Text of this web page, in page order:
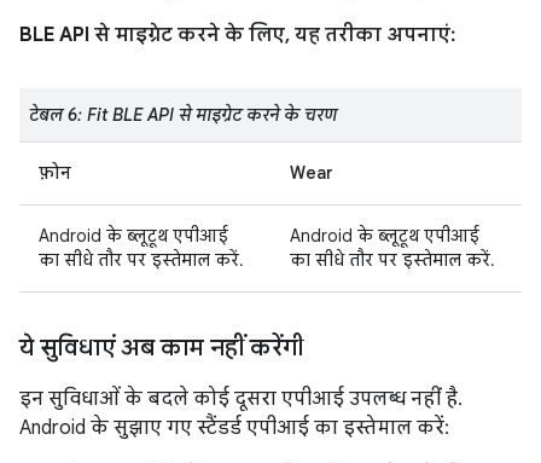
BLE API से माइग्रेट करने के लिए, यह तरीका अपनाएं:
टेबल 6: Fit BLE API से माइग्रेट करने के चरण
फ़ोन Wear
Android के ब्लूटूथ एपीआई
का सीधे तौर पर इस्तेमाल करें.
Android के ब्लूटूथ एपीआई
का सीधे तौर पर इस्तेमाल करें.
ये सुविधाएं अब काम नहीं करेंगी
इन सुविधाओं के बदले कोई दूसरा एपीआई उपलब्ध नहीं है.
Android के सुझाए गए स्टैंडर्ड एपीआई का इस्तेमाल करें: